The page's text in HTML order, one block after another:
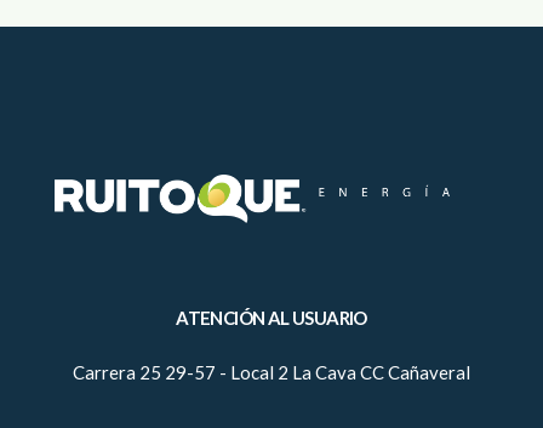
ATENCIÓN AL USUARIO
Carrera 25 29-57 - Local 2 La Cava CC Cañaveral